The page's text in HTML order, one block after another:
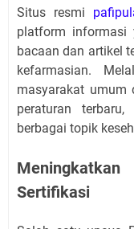
Situs resmi
platform informasi
bacaan dan artikel
kefarmasian.
masyarakat umum
peraturan
berbagai topik
Sertifikasi